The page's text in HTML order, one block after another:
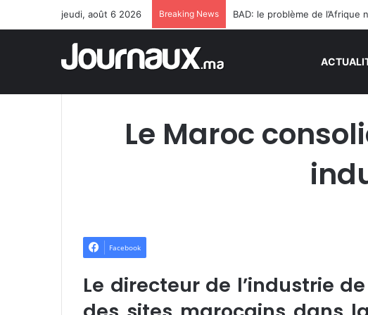
jeudi, août 6 2026 Breaking News
Le Maroc
Facebook
Le directeur de l’industrie